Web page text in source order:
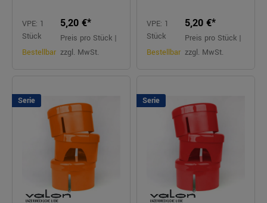
VPE: 1
Stück
Bestellbar
5,20 €*
Preis pro Stück |
zzgl. MwSt.
VPE: 1
Stück
Bestellbar
5,20 €*
Preis pro Stück |
zzgl. MwSt.
Serie Serie